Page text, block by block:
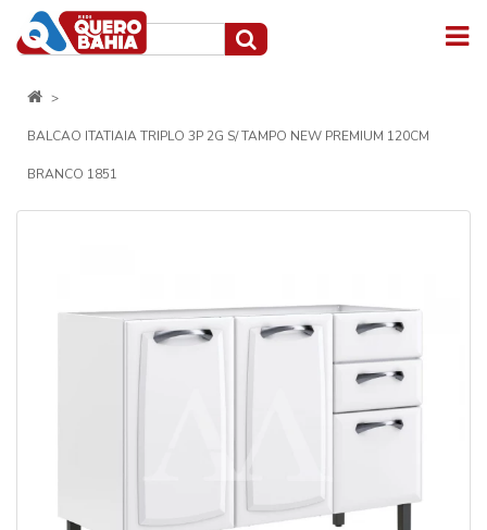
BALCAO ITATIAIA TRIPLO 3P 2G S/ TAMPO NEW PREMIUM 120CM
BRANCO 1851